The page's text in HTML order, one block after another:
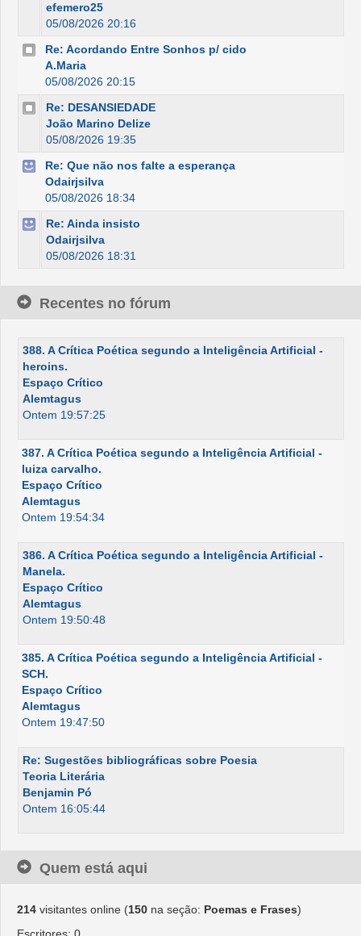
efemero25
05/08/2026 20:16
Re: Acordando Entre Sonhos p/ cido
A.Maria
05/08/2026 20:15
Re: DESANSIEDADE
João Marino Delize
05/08/2026 19:35
Re: Que não nos falte a esperança
Odairjsilva
05/08/2026 18:34
Re: Ainda insisto
Odairjsilva
05/08/2026 18:31
Recentes no fórum
388. A Crítica Poética segundo a Inteligência Artificial -
heroins.
Espaço Crítico
Alemtagus
Ontem 19:57:25
387. A Crítica Poética segundo a Inteligência Artificial -
luiza carvalho.
Espaço Crítico
Alemtagus
Ontem 19:54:34
386. A Crítica Poética segundo a Inteligência Artificial -
Manela.
Espaço Crítico
Alemtagus
Ontem 19:50:48
385. A Crítica Poética segundo a Inteligência Artificial -
SCH.
Espaço Crítico
Alemtagus
Ontem 19:47:50
Re: Sugestões bibliográficas sobre Poesia
Teoria Literária
Benjamin Pó
Ontem 16:05:44
Quem está aqui
214 visitantes online (150 na seção: Poemas e Frases)